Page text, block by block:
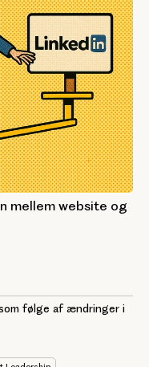
mellem website og
følge af ændringer i